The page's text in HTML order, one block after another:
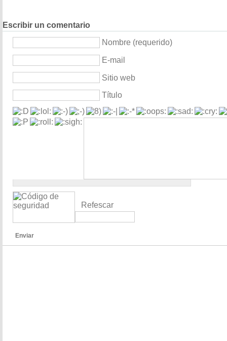
Escribir un comentario
Nombre (requerido)
E-mail
Sitio web
Título
Refescar
Enviar